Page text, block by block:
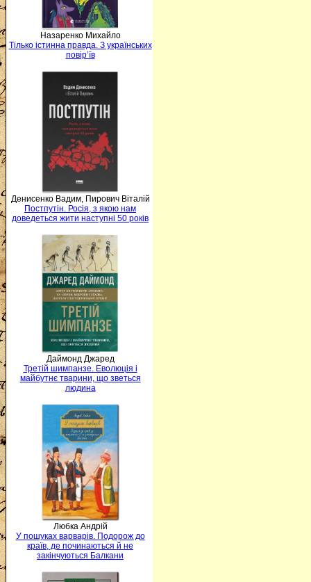
Назаренко Михайло
Тілько істинна правда. З українських
повір’їв
Денисенко Вадим, Пирович Віталій
Постпутін. Росія, з якою нам
доведеться жити наступні 50 років
Даймонд Джаред
Третій шимпанзе. Еволюція і
майбутнє тварини, що зветься
людина
Любка Андрій
У пошуках варварів. Подорож до
країв, де починаються й не
закінчуються Балкани